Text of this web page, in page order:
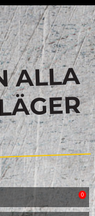
ALLA
0